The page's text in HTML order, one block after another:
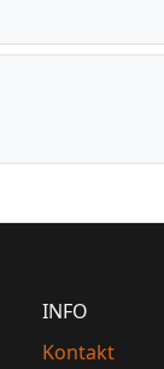
INFO
Kontakt